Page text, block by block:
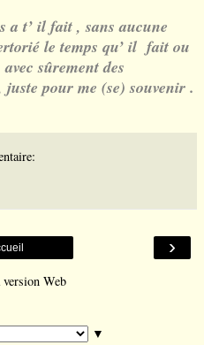
a t’ il fait , sans aucune
le temps qu’ il fait ou
sûrement des
pour me (se) souvenir .
›
Web
▼